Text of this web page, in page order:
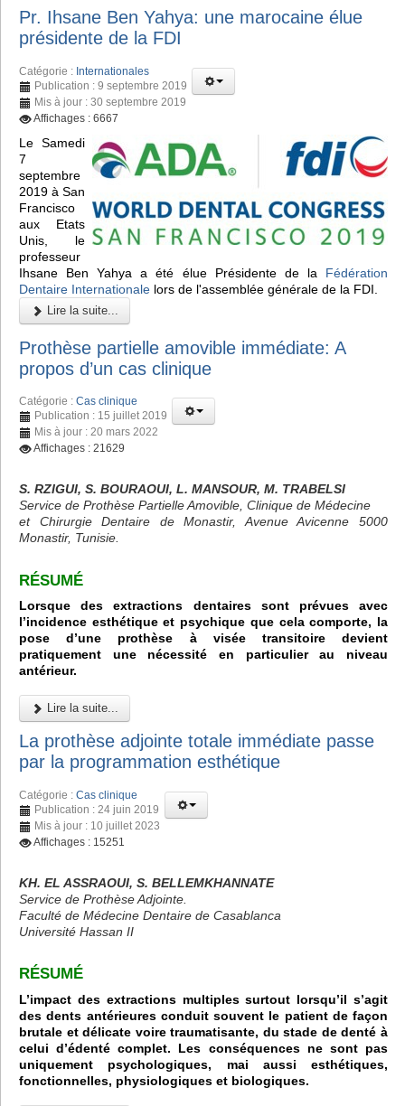
Pr. Ihsane Ben Yahya: une marocaine élue
présidente de la FDI
Catégorie : Internationales
Publication : 9 septembre 2019
Mis à jour : 30 septembre 2019
Affichages : 6667
Le Samedi
7
septembre
2019 à San
Francisco
aux Etats
Unis, le
professeur
Ihsane Ben Yahya a été élue Présidente de la Fédération
Dentaire Internationale lors de l'assemblée générale de la FDI.
Lire la suite...
Prothèse partielle amovible immédiate: A
propos d’un cas clinique
Catégorie : Cas clinique
Publication : 15 juillet 2019
Mis à jour : 20 mars 2022
Affichages : 21629
S. RZIGUI, S. BOURAOUI, L. MANSOUR, M. TRABELSI
Service de Prothèse Partielle Amovible, Clinique de Médecine
et Chirurgie Dentaire de Monastir, Avenue Avicenne 5000
Monastir, Tunisie.
RÉSUMÉ
Lorsque des extractions dentaires sont prévues avec
l’incidence esthétique et psychique que cela comporte, la
pose d’une prothèse à visée transitoire devient
pratiquement une nécessité en particulier au niveau
antérieur.
Lire la suite...
La prothèse adjointe totale immédiate passe
par la programmation esthétique
Catégorie : Cas clinique
Publication : 24 juin 2019
Mis à jour : 10 juillet 2023
Affichages : 15251
KH. EL ASSRAOUI, S. BELLEMKHANNATE
Service de Prothèse Adjointe.
Faculté de Médecine Dentaire de Casablanca
Université Hassan II
RÉSUMÉ
L’impact des extractions multiples surtout lorsqu’il s’agit
des dents antérieures conduit souvent le patient de façon
brutale et délicate voire traumatisante, du stade de denté à
celui d’édenté complet. Les conséquences ne sont pas
uniquement psychologiques, mai aussi esthétiques,
fonctionnelles, physiologiques et biologiques.